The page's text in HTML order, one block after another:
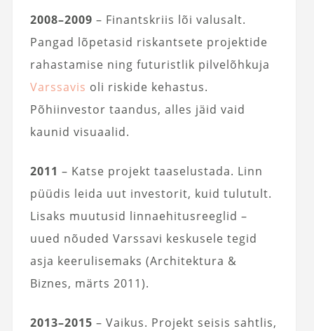
2008–2009 – Finantskriis lõi valusalt.
Pangad lõpetasid riskantsete projektide
rahastamise ning futuristlik pilvelõhkuja
Varssavis oli riskide kehastus.
Põhiinvestor taandus, alles jäid vaid
kaunid visuaalid.
2011 – Katse projekt taaselustada. Linn
püüdis leida uut investorit, kuid tulutult.
Lisaks muutusid linnaehitusreeglid –
uued nõuded Varssavi keskusele tegid
asja keerulisemaks (Architektura &
Biznes, märts 2011).
2013–2015 – Vaikus. Projekt seisis sahtlis,